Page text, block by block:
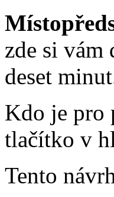
zde si
deset
Kdo je pro
tlačítko v
Tento